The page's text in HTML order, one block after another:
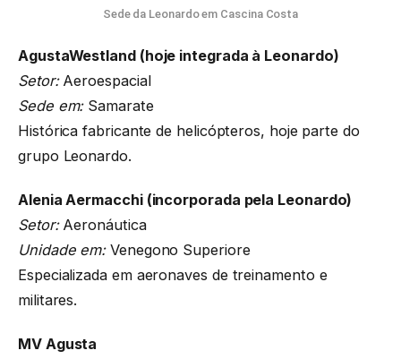
Sede da Leonardo em Cascina Costa
AgustaWestland (hoje integrada à Leonardo)
Setor:Aeroespacial
Sede em:Samarate
Histórica fabricante de helicópteros, hoje parte do
grupo Leonardo.
Alenia Aermacchi (incorporada pela Leonardo)
Setor:Aeronáutica
Unidade em:Venegono Superiore
Especializada em aeronaves de treinamento e
militares.
MV Agusta